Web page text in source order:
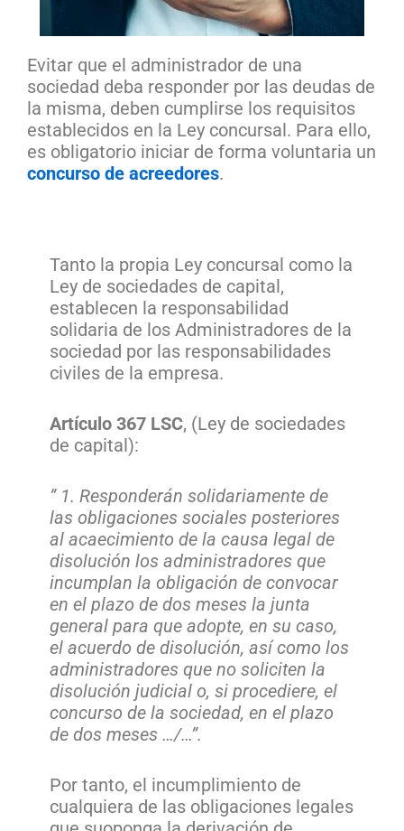
Evitar que el administrador de una
sociedad deba responder por las deudas de
la misma, deben cumplirse los requisitos
establecidos en la Ley concursal. Para ello,
es obligatorio iniciar de forma voluntaria un
concurso de acreedores.
Tanto la propia Ley concursal como la
Ley de sociedades de capital,
establecen la responsabilidad
solidaria de los Administradores de la
sociedad por las responsabilidades
civiles de la empresa.
Artículo 367 LSC, (Ley de sociedades
de capital):
” 1. Responderán solidariamente de
las obligaciones sociales posteriores
al acaecimiento de la causa legal de
disolución los administradores que
incumplan la obligación de convocar
en el plazo de dos meses la junta
general para que adopte, en su caso,
el acuerdo de disolución, así como los
administradores que no soliciten la
disolución judicial o, si procediere, el
concurso de la sociedad, en el plazo
de dos meses …/…”.
Por tanto, el incumplimiento de
cualquiera de las obligaciones legales